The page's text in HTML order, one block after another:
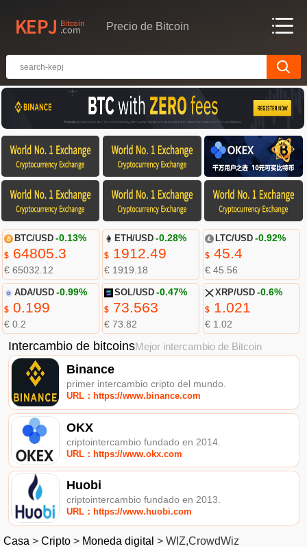
Precio de Bitcoin
BTC/USD -0.13%
$64805.3
€ 65032.12
ETH/USD -0.28%
$ 1912.49
€ 1919.18
LTC/USD -0.92%
$45.4
€ 45.56
ADA/USD -0.99%
$0.199
€ 0.2
SOL/USD -0.47%
$ 73.563
€ 73.82
XRP/USD -0.6%
$1.021
€ 1.02
Intercambio de bitcoinsMejor intercambio de Bitcoin
Binance
primer intercambio cripto del mundo.
URL：https://www.binance.com
OKX
criptointercambio fundado en 2014.
URL：https://www.okx.com
Huobi
criptointercambio fundado en 2013.
URL：https://www.huobi.com
Casa > Cripto > Moneda digital > WIZ,CrowdWiz